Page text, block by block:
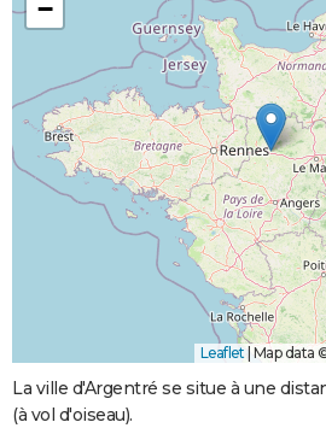
−
Leaflet Map data
La ville d'Argentré se situe à une
(à vol d'oiseau).